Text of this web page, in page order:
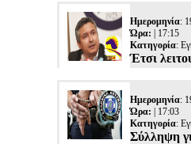
Ημερομηνία:
Ώρα:
| 17:15
Κατηγορία:
Έτσι
Ημερομηνία:
Ώρα:
| 17:03
Κατηγορία:
Σύλληψη